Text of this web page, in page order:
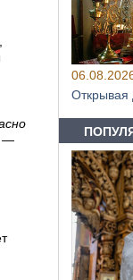
—
Открывая